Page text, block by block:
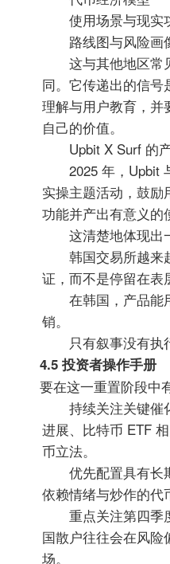
使用场景与现实
路线图与风险画
这与其他地区常
同。它传递出的信号
理解与用户教育，并
自己的价值。
Upbit X Surf 的
2025 年，Upbit
实操主题活动，鼓励
功能并产出有意义的
这清楚地体现出
韩国交易所越来
证，而不是停留在表
在韩国，产品能
销。
只有叙事没有执
4.5 投资者操作手册
要在这一重置阶段中
持续关注关键催
进展、比特币 ETF
币立法。
优先配置具有长
依赖情绪与炒作的代
重点关注第四季
国散户往往会在风险
场。